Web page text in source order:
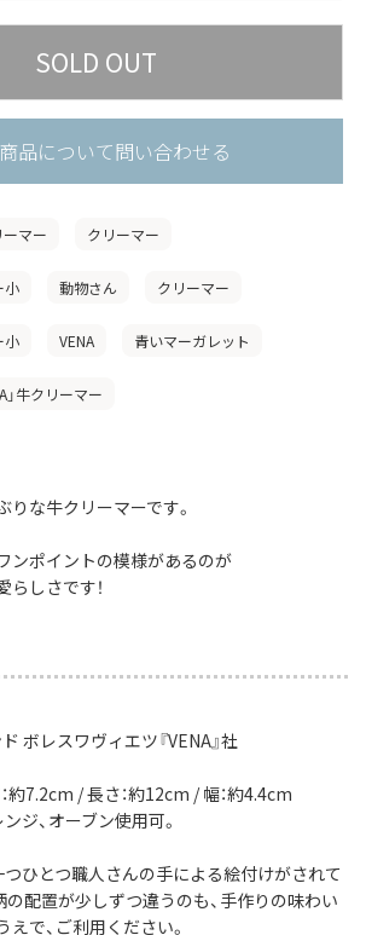
品について問い合わせる
ーマー クリーマー
小 動物さん クリーマー
小 VENA 青いマーガレット
」牛クリーマー
な牛クリーマーです。
ンポイントの模様があるのが
しさです！
ボレスワヴィエツ『VENA』社
約7.2cm / 長さ：約12cm / 幅：約4.4cm
ジ、オーブン使用可。
つひとつ職人さんの手による絵付けがされて
の配置が少しずつ違うのも、手作りの味わい
で、ご利用ください。